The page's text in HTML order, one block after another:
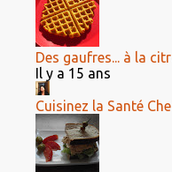
Des gaufres... à la
Il y a 15 ans
Cuisinez la Santé